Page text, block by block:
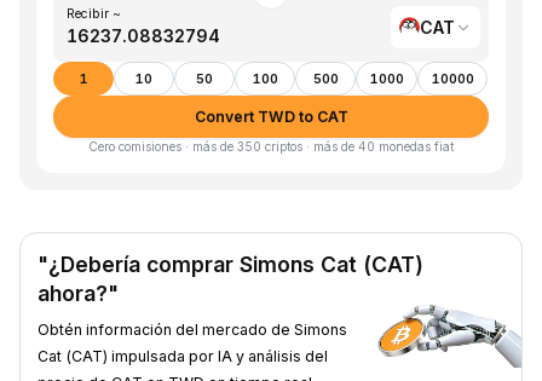
Recibir ~
CAT
1 10 50 100 500 1000 10000
Convert TWD to CAT
Cero comisiones · más de 350 criptos · más de 40 monedas fiat
"¿Debería comprar Simons Cat (CAT)
ahora?"
Obtén información del mercado de Simons
Cat (CAT) impulsada por IA y análisis del